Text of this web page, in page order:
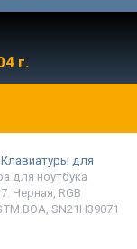
г.
Клавиатуры для
для ноутбука
Черная, RGB
SN21H39071